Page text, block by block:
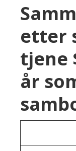
etter
tjene
år